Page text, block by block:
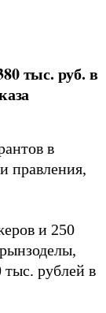
тыс. руб. в
в
правления,
и 250
рублей в